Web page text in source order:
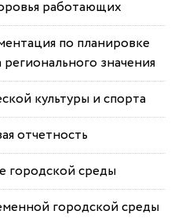
работающих
по планировке
значения
культуры и спорта
отчетность
городской среды
городской среды